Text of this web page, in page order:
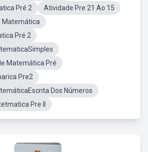
Pré 2
Atividade Pre 21 Ao 15
Matemática
Pré 2
Matemática Pré
Pre2
Dos Números
Pre II